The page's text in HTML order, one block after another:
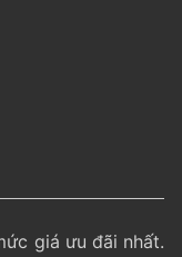
giá ưu đãi nhất.